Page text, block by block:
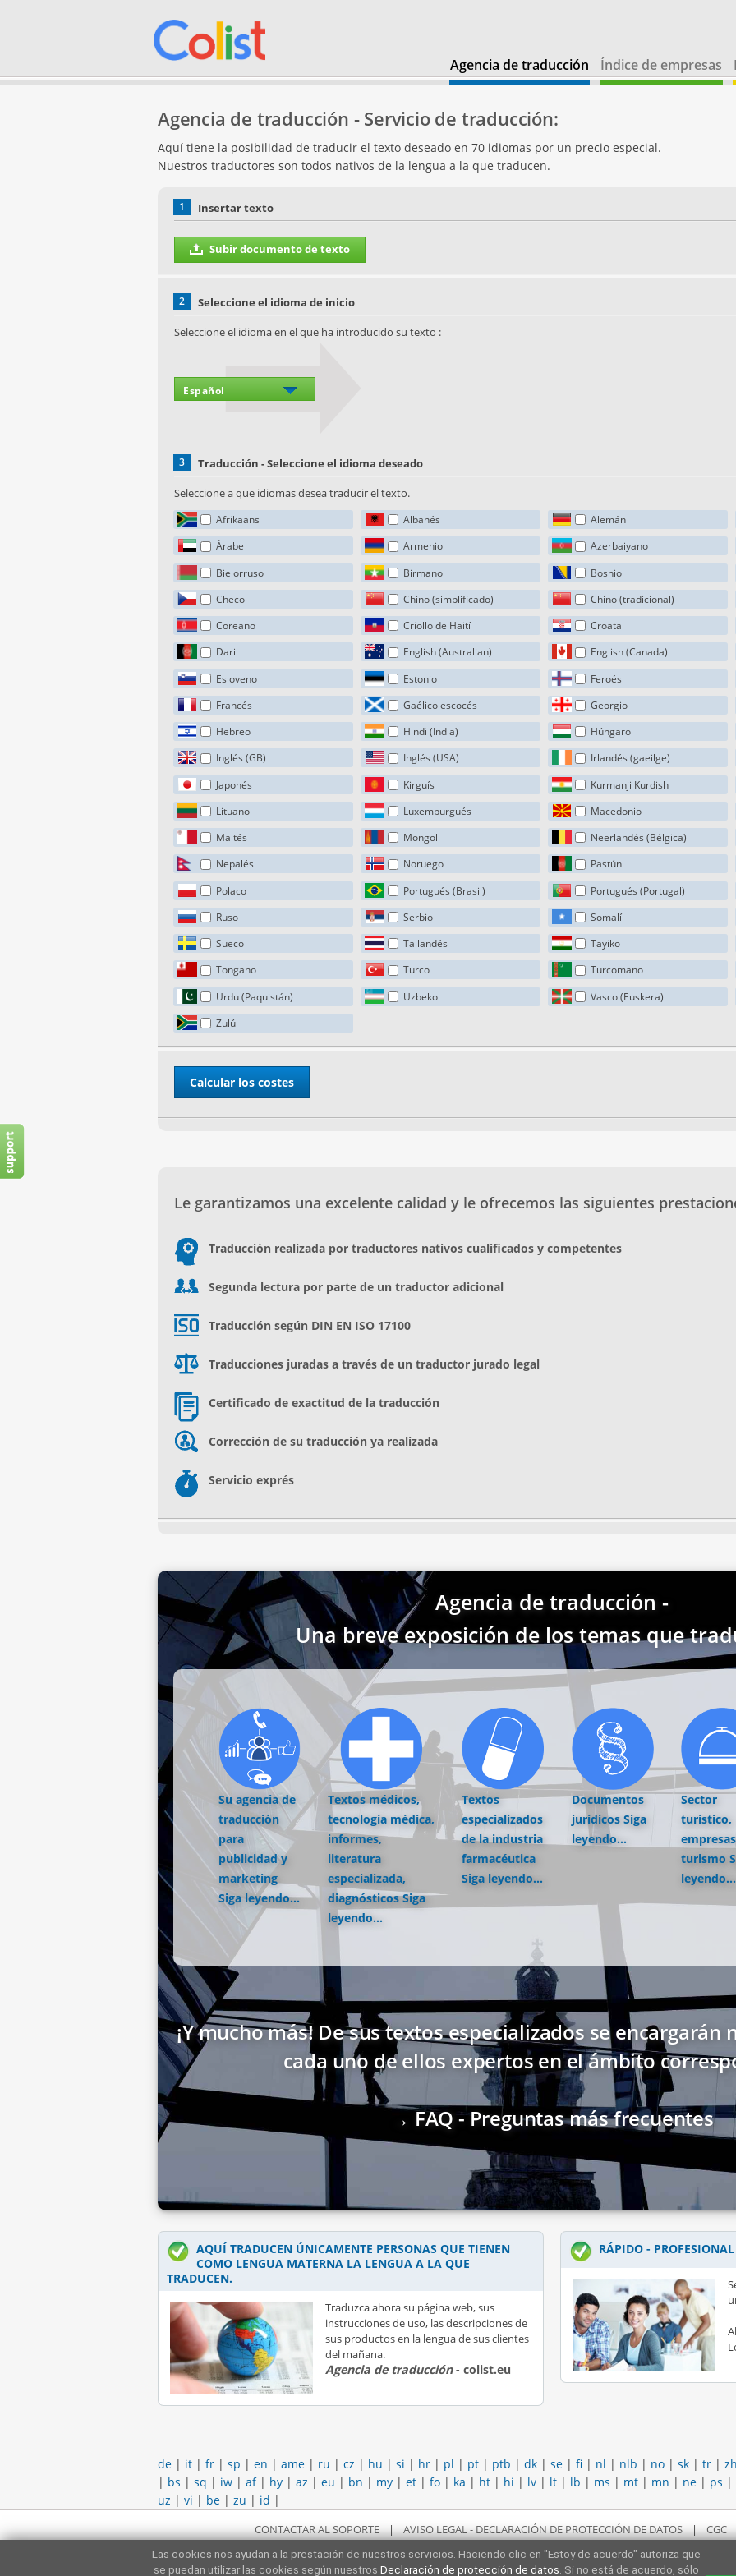
Agencia de traducción Índice de empresas
Agencia de traducción - Servicio de traducción:
Aquí tiene la posibilidad de traducir el texto deseado en 70 idiomas por un precio especial.
Nuestros traductores son todos nativos de la lengua a la que traducen.
1 Insertar texto
Subir documento de texto
2
Seleccione el idioma de inicio
Seleccione el idioma en el que ha introducido su texto :
3
Traducción - Seleccione el idioma deseado
Seleccione a que idiomas desea traducir el texto.
Afrikaans Albanés
Alemán
Árabe
Armenio
Azerbaiyano
Bielorruso
Birmano
Bosnio
Checo
Chino (simplificado)
Chino (tradicional)
Coreano
Criollo de Haití
Croata
Dari
English (Australian)
English (Canada)
Esloveno
Estonio
Feroés
Francés
Gaélico escocés
Georgio
Hebreo
Hindi (India)
Húngaro
Inglés (GB)
Inglés (USA)
Irlandés (gaeilge)
Japonés
Kirguís
Kurmanji Kurdish
Lituano
Luxemburgués
Macedonio
Maltés
Mongol
Neerlandés (Bélgica)
Nepalés
Noruego
Pastún
Polaco
Portugués (Brasil)
Portugués (Portugal)
Ruso
Serbio
Somalí
Sueco
Tailandés
Tayiko
Tongano
Turco
Turcomano
Urdu (Paquistán)
Uzbeko
Vasco (Euskera)
Zulú
Le garantizamos una excelente calidad y le ofrecemos las siguientes
Traducción realizada por traductores nativos cualificados y competentes
Segunda lectura por parte de un traductor adicional
Traducción según DIN EN ISO 17100
Traducciones juradas a través de un traductor jurado legal
Certificado de exactitud de la traducción
Corrección de su traducción ya realizada
Servicio exprés
Agencia de traducción -
Una breve exposición de los temas que
Su agencia de
traducción
para
publicidad y
marketing
Siga leyendo...
Textos médicos,
tecnología médica,
informes,
literatura
especializada,
diagnósticos Siga
leyendo...
Textos
especializados
de la industria
farmacéutica
Siga leyendo...
Documentos
jurídicos Siga
leyendo...
Sector
turístico,
turismo
leyendo...
¡Y mucho más! De sus textos especializados se
cada uno de ellos expertos en el ámbito
→ FAQ - Preguntas más frecuentes
AQUÍ TRADUCEN ÚNICAMENTE PERSONAS QUE TIENEN
COMO LENGUA MATERNA LA LENGUA A LA QUE
TRADUCEN.
Traduzca ahora su página web, sus
instrucciones de uso, las descripciones de
sus productos en la lengua de sus clientes
del mañana.
Agencia de traducción- colist.eu
RÁPIDO -
de | it | fr | sp | en | ame | ru | cz | hu | si | hr | pl | pt | ptb | dk | se | fi | nl | nlb | no | sk | tr |
| bs | sq | iw | af| hy | az | eu | bn | my | et | fo | ka | ht | hi | lv | lt | lb | ms | mt | mn | ne | ps |
uz | vi | be | zu | id |
CONTACTAR AL SOPORTE | AVISO LEGAL - DECLARACIÓN DE PROTECCIÓN DE DATOS | CGC
Las cookies nos ayudan a la prestación de nuestros servicios. Haciendo clic en "Estoy de acuerdo" autoriza que
se puedan utilizar las cookies según nuestros Declaración de protección de datos . Si no está de acuerdo, sólo